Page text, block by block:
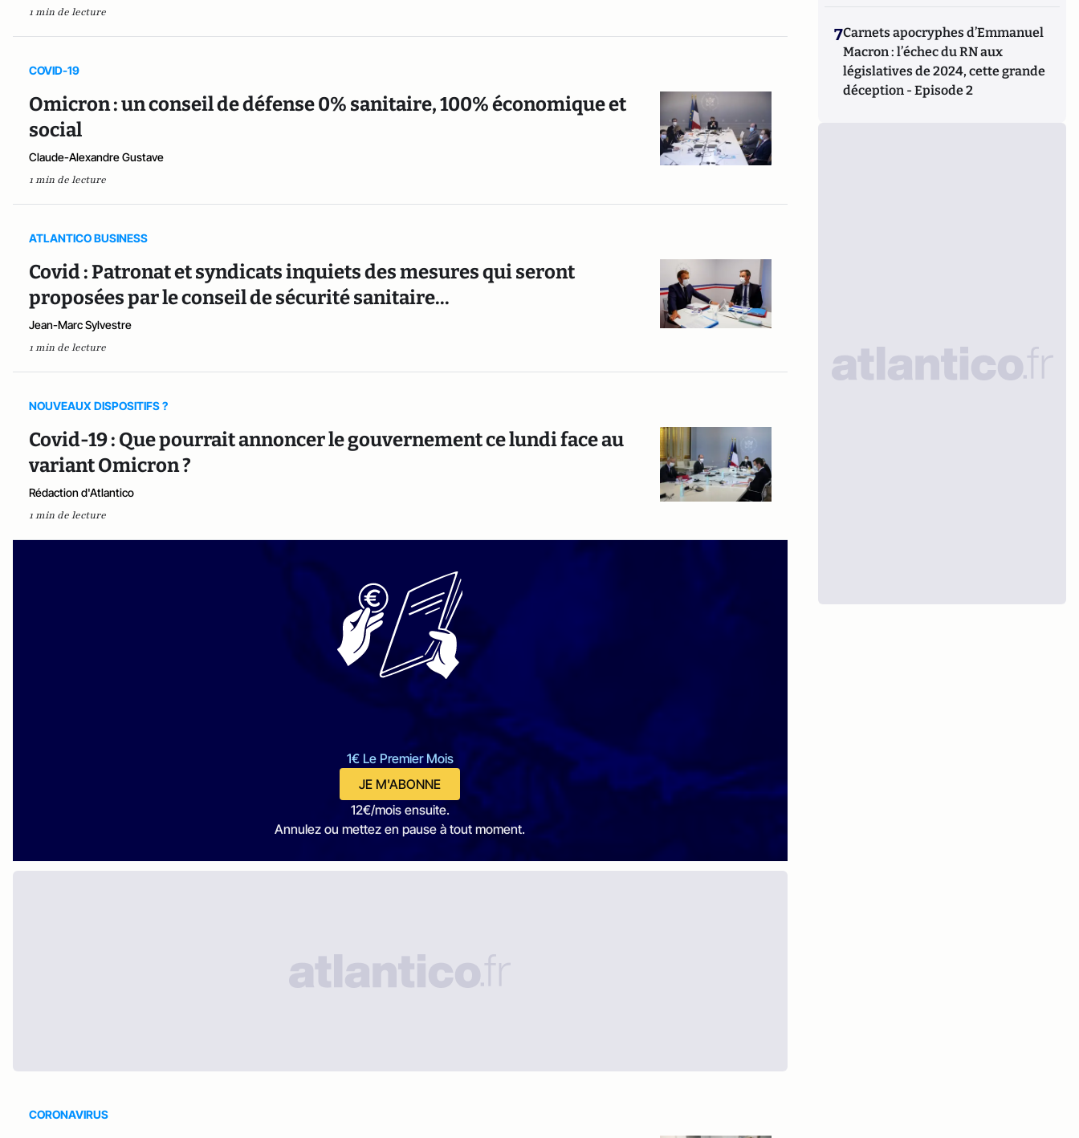
1 min de lecture
COVID-19
Omicron : un conseil de défense 0% sanitaire, 100% économique et
social
Claude-Alexandre Gustave
1 min de lecture
ATLANTICO BUSINESS
Covid : Patronat et syndicats inquiets des mesures qui seront
proposées par le conseil de sécurité sanitaire...
Jean-Marc Sylvestre
1 min de lecture
NOUVEAUX DISPOSITIFS ?
Covid-19 : Que pourrait annoncer le gouvernement ce lundi face au
variant Omicron ?
Rédaction d'Atlantico
1 min de lecture
1€ Le Premier Mois
JE M'ABONNE
12€/mois ensuite.
Annulez ou mettez en pause à tout moment.
CORONAVIRUS
7Carnets apocryphes d’Emmanuel
Macron : l’échec du RN aux
législatives de 2024, cette grande
déception - Episode 2